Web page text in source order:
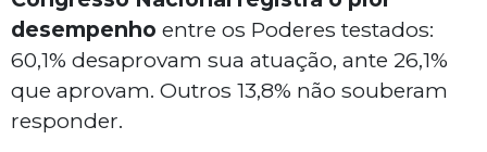
desempenho entre os Poderes testados:
60,1% desaprovam sua atuação, ante 26,1%
que aprovam. Outros 13,8% não souberam
responder.